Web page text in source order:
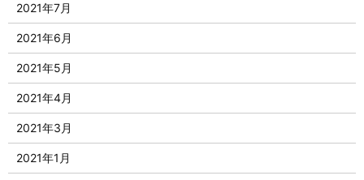
2021年7月
2021年6月
2021年5月
2021年4月
2021年3月
2021年1月